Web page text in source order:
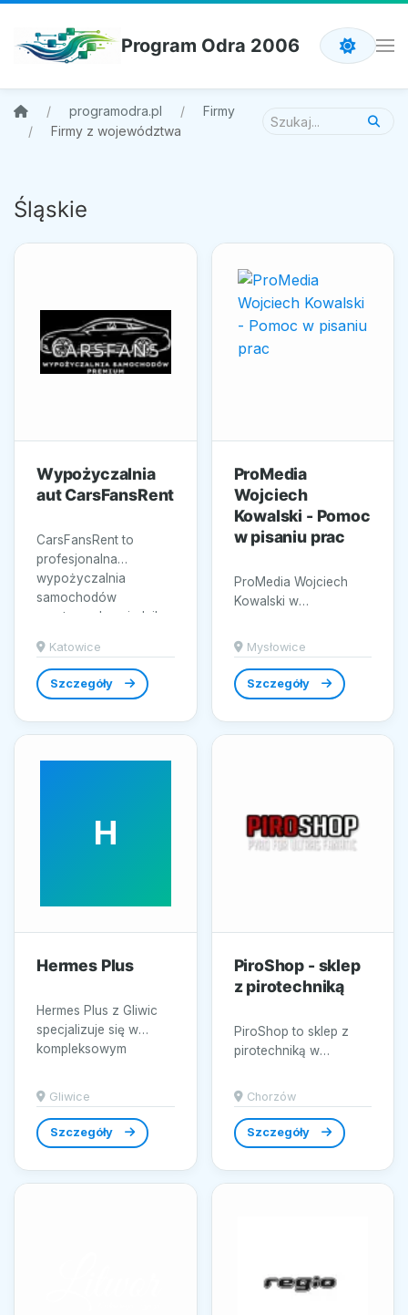
Program Odra 2006
programodra.pl
Firmy
Firmy z województwa
Śląskie
Wypożyczalnia
aut CarsFansRent
CarsFansRent to
profesjonalna
wypożyczalnia
samochodów
sportowych z siedzibą
stworzona z...
Katowice
Szczegóły
ProMedia
Wojciech
Kowalski - Pomoc
w pisaniu prac
ProMedia Wojciech
Kowalski w
wsparcie w pisaniu
prac akademickich w
obszarze...
Mysłowice
Szczegóły
H
Hermes Plus
Hermes Plus z Gliwic
specjalizuje się w
kompleksowym
zasilania...
Gliwice
Szczegóły
PiroShop - sklep
z pirotechniką
PiroShop to sklep z
pirotechniką w
nastawiony na
dostarczanie
produktów i
materiałów...
Chorzów
Szczegóły